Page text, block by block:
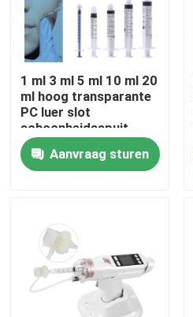
Over ons
Fabriekstocht
Kwaliteitscontrole
Neem contact met ons op
Medisch Zuurstofmasker
Venturi-zuurstofmasker
1 ml 3 ml 5 ml 10 ml 20
ml hoog transparante
PC luer slot
schoonheidsspuit
mono schroef voor
cosmetica
Aanvraag sturen